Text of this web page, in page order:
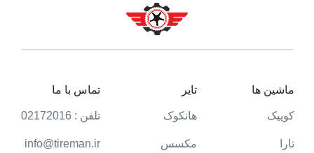
ماشین ها
کوییک
تارا
تایر
هانکوک
مکسس
تماس با ما
تلفن : 02172016
info@tireman.ir